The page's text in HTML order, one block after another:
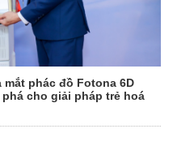
phác đồ Fotona 6D
cho giải pháp trẻ hoá